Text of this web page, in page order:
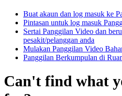
Buat akaun dan log masuk ke
Pintasan untuk log masuk
Sertai Panggilan Video dan
pesakit/pelanggan anda
Mulakan Panggilan Video
Panggilan Berkumpulan di
Can't find what